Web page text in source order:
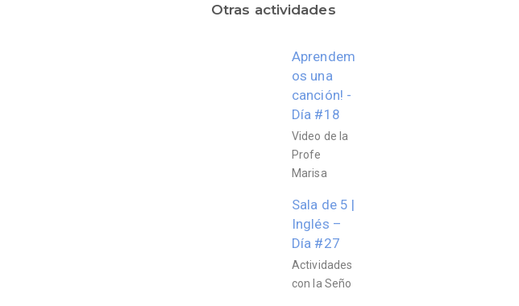
Otras actividades
Aprendem
os una
canción! -
Día #18
Video de la
Profe
Marisa
Sala de 5 |
Inglés –
Día #27
Actividades
con la Seño